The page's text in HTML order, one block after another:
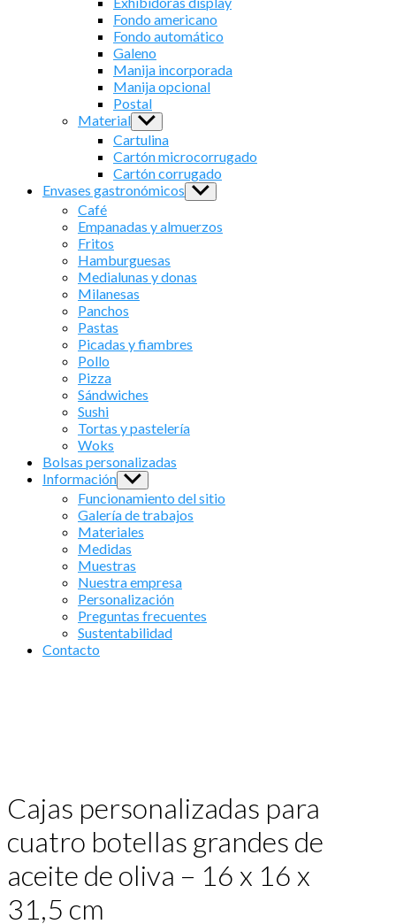
Fondo americano
Fondo automático
Galeno
Manija incorporada
Manija opcional
Postal
Material Show
sub
menu
Cartulina
Cartón microcorrugado
Cartón corrugado
Envases gastronómicos Show
sub
Café
Empanadas y almuerzos
Fritos
Hamburguesas
Medialunas y donas
Milanesas
Panchos
Pastas
Picadas y fiambres
Pollo
Pizza
Sándwiches
Sushi
Tortas y pastelería
Woks
Bolsas personalizadas
Información Show
sub
menu
Funcionamiento del sitio
Galería de trabajos
Materiales
Medidas
Muestras
Nuestra empresa
Personalización
Preguntas frecuentes
Sustentabilidad
Contacto
Cajas personalizadas para
cuatro botellas grandes de
aceite de oliva – 16 x 16 x
31,5 cm